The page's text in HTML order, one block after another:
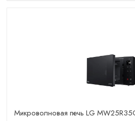
Микроволновая печь LG